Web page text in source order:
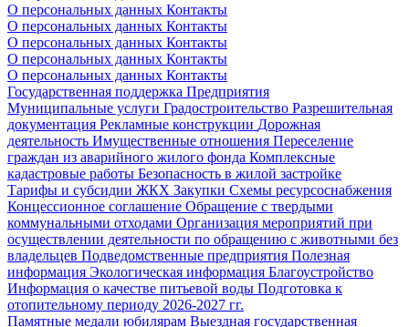
О персональных данных Контакты
О персональных данных Контакты
О персональных данных Контакты
О персональных данных Контакты
О персональных данных Контакты
Государственная поддержка Предприятия
Муниципальные услуги Градостроительство Разрешительная
документация Рекламные конструкции Дорожная
деятельность Имущественные отношения Переселение
граждан из аварийного жилого фонда Комплексные
кадастровые работы Безопасность в жилой застройке
Тарифы и субсидии ЖКХ Закупки Схемы ресурсоснабжения
Концессионное соглашение Обращение с твердыми
коммунальными отходами Организация мероприятий при
осуществлении деятельности по обращению с животными без
владельцев Подведомственные предприятия Полезная
информация Экологическая информация Благоустройство
Информация о качестве питьевой воды Подготовка к
отопительному периоду 2026-2027 гг.
Памятные медали юбилярам Выездная государственная